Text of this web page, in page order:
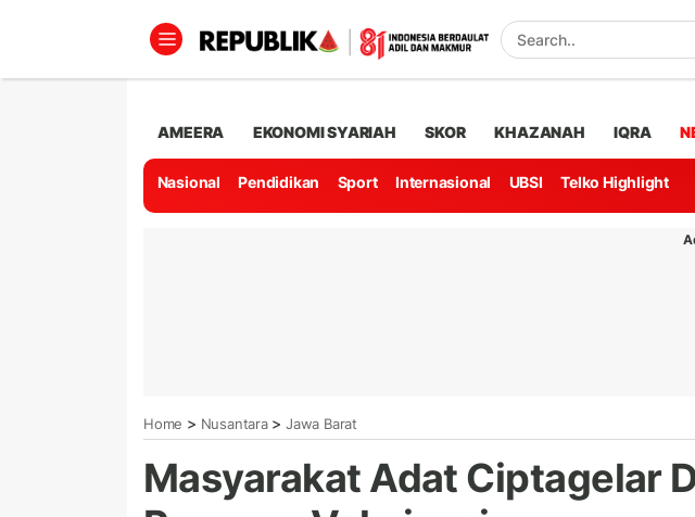
AMEERA EKONOMI SYARIAH SKOR KHAZANAH IQRA
Nasional Pendidikan Sport Internasional UBSI Telko Highlight
Home > Nusantara> Jawa Barat
Masyarakat Adat Ciptagelar